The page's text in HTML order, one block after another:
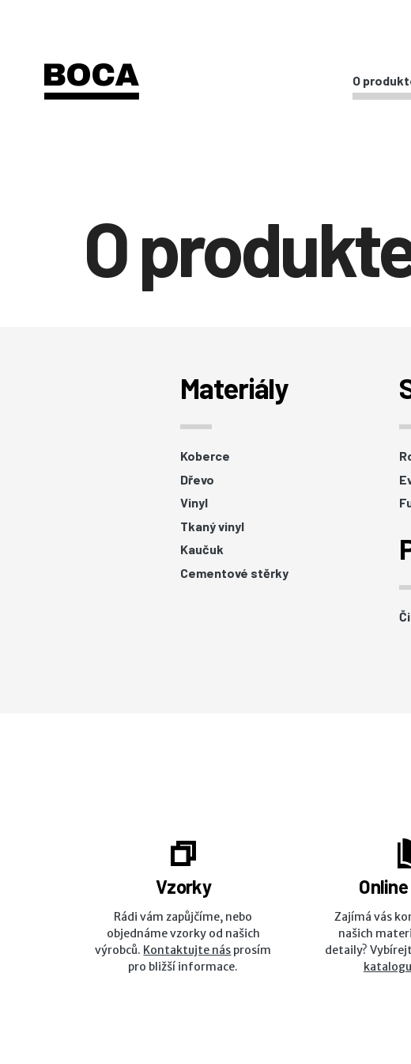
O
O
Materiály
Koberce
Dřevo
Vinyl
Tkaný vinyl
Kaučuk
Cementové stěrky
Vzorky
Rádi vám zapůjčíme, nebo
objednáme vzorky od našich
výrobců. Kontaktujte nás prosím
pro bližší informace.
Zajímá vás
našich
detaily?